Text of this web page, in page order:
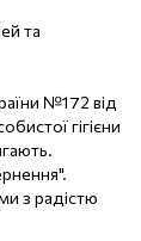
та
№172 від
гігієни
з радістю